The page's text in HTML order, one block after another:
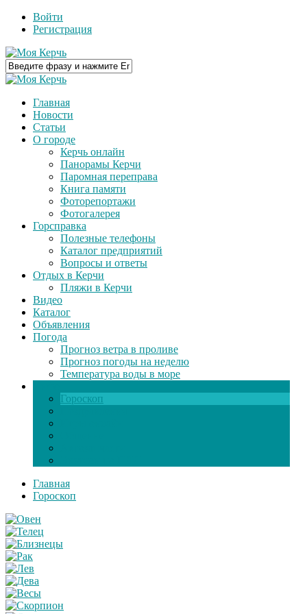
Войти
Регистрация
Главная
Новости
Статьи
О городе
Керчь онлайн
Панорамы Керчи
Паромная переправа
Книга памяти
Фоторепортажи
Фотогалерея
Горсправка
Полезные телефоны
Каталог предприятий
Вопросы и ответы
Отдых в Керчи
Пляжи в Керчи
Видео
Каталог
Объявления
Погода
Прогноз ветра в проливе
Прогноз погоды на неделю
Температура воды в море
Гороскоп
Главная
Гороскоп